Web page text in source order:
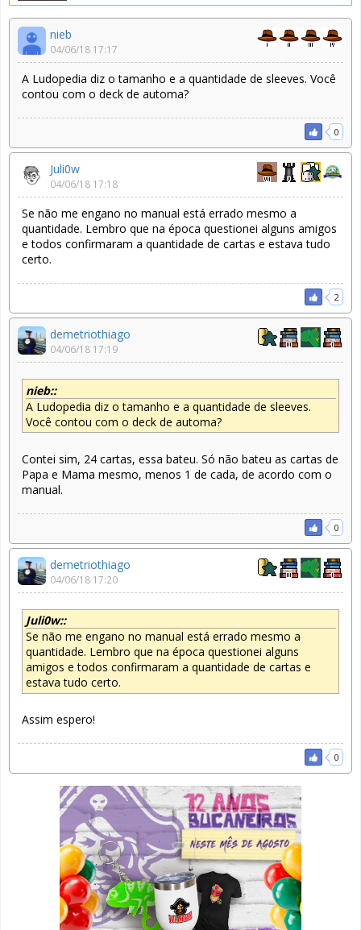
nieb
04/06/18 17:17
A Ludopedia diz o tamanho e a quantidade de sleeves. Você
contou com o deck de automa?
0
Juli0w
04/06/18 17:18
Se não me engano no manual está errado mesmo a
quantidade. Lembro que na época questionei alguns amigos
e todos confirmaram a quantidade de cartas e estava tudo
certo.
2
demetriothiago
04/06/18 17:19
nieb::
A Ludopedia diz o tamanho e a quantidade de sleeves.
Você contou com o deck de automa?
Contei sim, 24 cartas, essa bateu. Só não bateu as cartas de
Papa e Mama mesmo, menos 1 de cada, de acordo com o
manual.
0
demetriothiago
04/06/18 17:20
Juli0w::
Se não me engano no manual está errado mesmo a
quantidade. Lembro que na época questionei alguns
amigos e todos confirmaram a quantidade de cartas e
estava tudo certo.
Assim espero!
0